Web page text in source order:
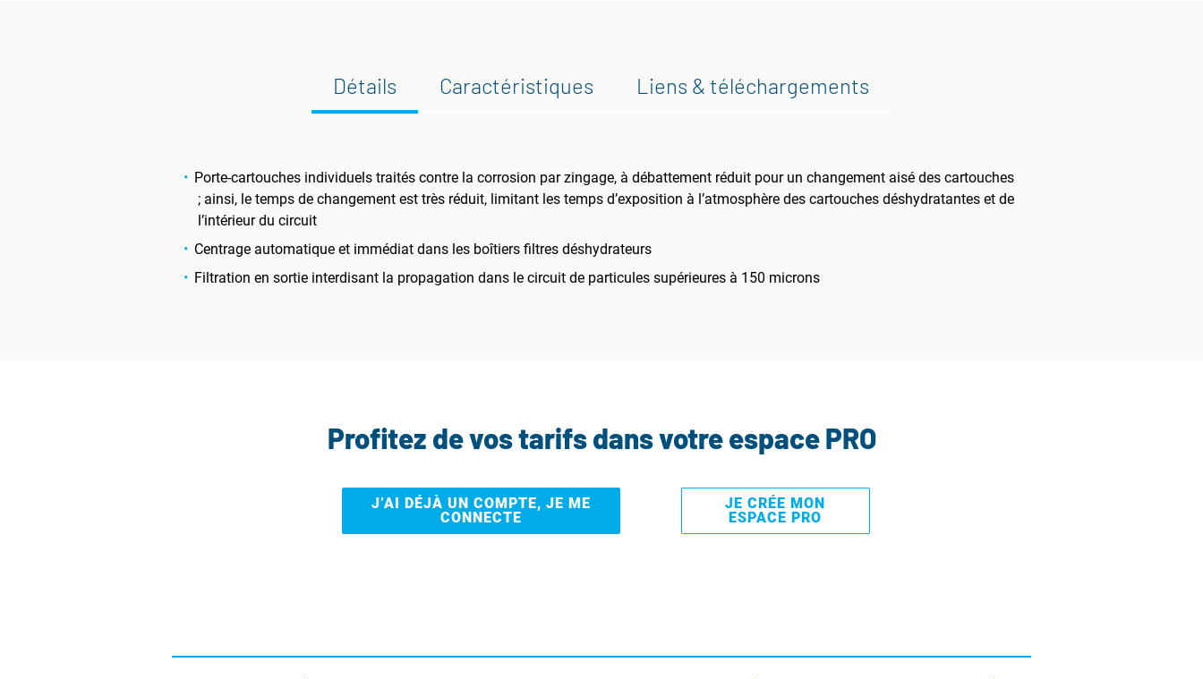
Détails Caractéristiques Liens & téléchargements
Porte-cartouches individuels traités contre la corrosion par zingage, à débattement réduit pour un changement aisé des cartouches
; ainsi, le temps de changement est très réduit, limitant les temps d’exposition à l’atmosphère des cartouches déshydratantes et de
l’intérieur du circuit
Centrage automatique et immédiat dans les boîtiers filtres déshydrateurs
Filtration en sortie interdisant la propagation dans le circuit de particules supérieures à 150 microns
Profitez de vos tarifs dans votre espace PRO
J’AI DÉJÀ UN COMPTE, JE ME
CONNECTE
JE CRÉE MON
ESPACE PRO